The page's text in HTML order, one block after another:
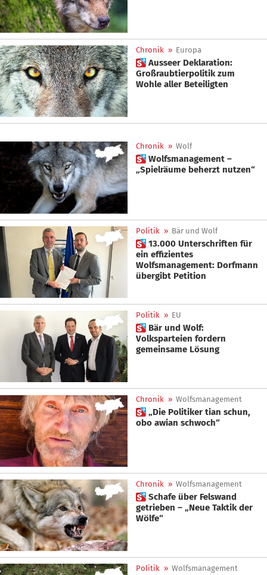
Chronik » Europa
 Ausseer Deklaration:
Großraubtierpolitik zum
Wohle aller Beteiligten
Chronik » Wolf
 Wolfsmanagement –
„Spielräume beherzt nutzen“
Politik » Bär und Wolf
 13.000 Unterschriften für
ein effizientes
Wolfsmanagement: Dorfmann
übergibt Petition
Politik » EU
 Bär und Wolf:
Volksparteien fordern
gemeinsame Lösung
Chronik » Wolfsmanagement
 „Die Politiker tian schun,
obo awian schwoch“
Chronik » Wolfsmanagement
 Schafe über Felswand
getrieben – „Neue Taktik der
Wölfe“
Politik » Wolfsmanagement